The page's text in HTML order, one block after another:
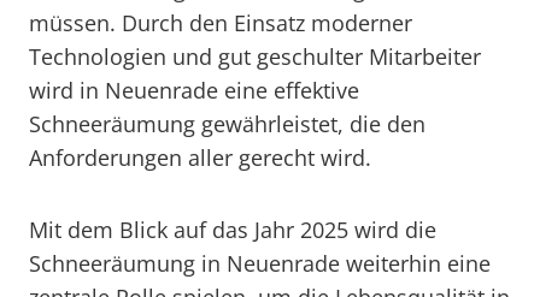
müssen. Durch den Einsatz moderner
Technologien und gut geschulter Mitarbeiter
wird in Neuenrade eine effektive
Schneeräumung gewährleistet, die den
Anforderungen aller gerecht wird.
Mit dem Blick auf das Jahr 2025 wird die
Schneeräumung in Neuenrade weiterhin eine